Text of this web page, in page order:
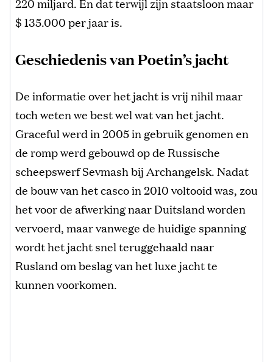
220 miljard. En dat terwijl zijn staatsloon maar
$ 135.000 per jaar is.
Geschiedenis van Poetin’s jacht
De informatie over het jacht is vrij nihil maar
toch weten we best wel wat van het jacht.
Graceful werd in 2005 in gebruik genomen en
de romp werd gebouwd op de Russische
scheepswerf Sevmash bij Archangelsk. Nadat
de bouw van het casco in 2010 voltooid was, zou
het voor de afwerking naar Duitsland worden
vervoerd, maar vanwege de huidige spanning
wordt het jacht snel teruggehaald naar
Rusland om beslag van het luxe jacht te
kunnen voorkomen.